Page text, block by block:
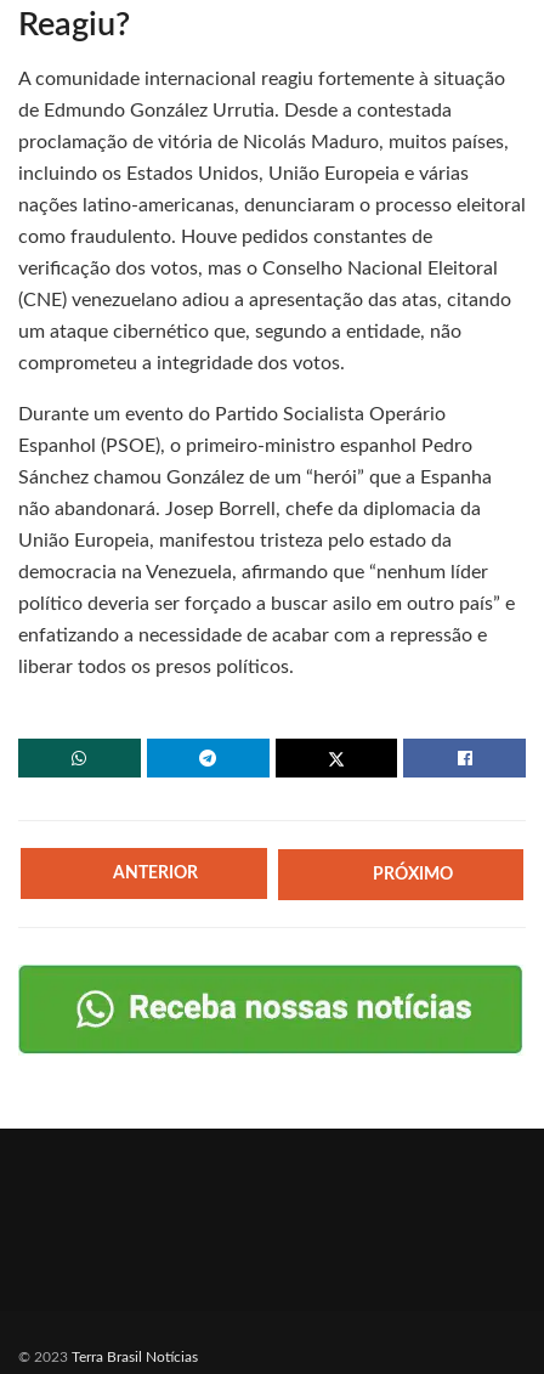
Reagiu?
A comunidade internacional reagiu fortemente à situação
de Edmundo González Urrutia. Desde a contestada
proclamação de vitória de Nicolás Maduro, muitos países,
incluindo os Estados Unidos, União Europeia e várias
nações latino-americanas, denunciaram o processo eleitoral
como fraudulento. Houve pedidos constantes de
verificação dos votos, mas o Conselho Nacional Eleitoral
(CNE) venezuelano adiou a apresentação das atas, citando
um ataque cibernético que, segundo a entidade, não
comprometeu a integridade dos votos.
Durante um evento do Partido Socialista Operário
Espanhol (PSOE), o primeiro-ministro espanhol Pedro
Sánchez chamou González de um “herói” que a Espanha
não abandonará. Josep Borrell, chefe da diplomacia da
União Europeia, manifestou tristeza pelo estado da
democracia na Venezuela, afirmando que “nenhum líder
político deveria ser forçado a buscar asilo em outro país” e
enfatizando a necessidade de acabar com a repressão e
liberar todos os presos políticos.
ANTERIOR PRÓXIMO
© 2023 Terra Brasil Notícias